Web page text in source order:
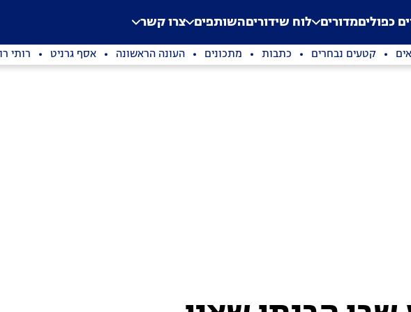
Application error: a
. כפוליםמדורים לוח שידוריםהשותפים צרו קשר
קטעים נבחרים כתבות מתכונים העונה הראשונה אסף גרניט רותי